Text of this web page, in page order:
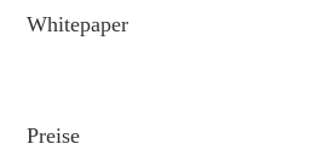
Whitepaper
Preise